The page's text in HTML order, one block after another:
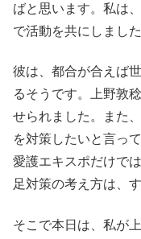
ばと思います。私は
で活動を共にしました
彼は、都合が合えば
るそうです。上野敦
せられました。また
を対策したいと言っ
愛護エキスポだけで
足対策の考え方は、
そこで本日は、私が